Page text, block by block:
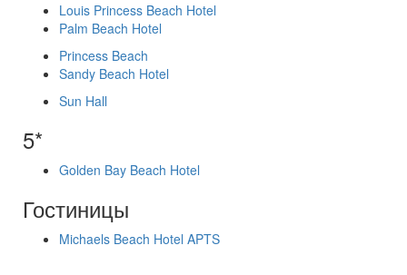
Louis Princess Beach Hotel
Palm Beach Hotel
Princess Beach
Sandy Beach Hotel
Sun Hall
5*
Golden Bay Beach Hotel
Гостиницы
Michaels Beach Hotel APTS